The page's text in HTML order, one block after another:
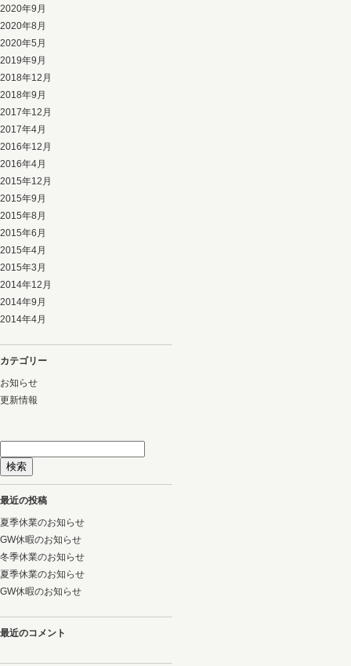
2020年9月
2020年8月
2020年5月
2019年9月
2018年12月
2018年9月
2017年12月
2017年4月
2016年12月
2016年4月
2015年12月
2015年9月
2015年8月
2015年6月
2015年4月
2015年3月
2014年12月
2014年9月
2014年4月
カテゴリー
お知らせ
更新情報
索:
最近の投稿
夏季休業のお知らせ
GW休暇のお知らせ
冬季休業のお知らせ
夏季休業のお知らせ
GW休暇のお知らせ
最近のコメント